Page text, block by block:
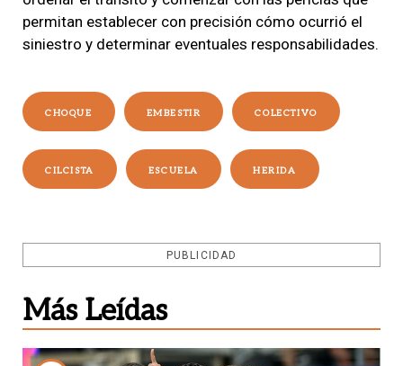
permitan establecer con precisión cómo ocurrió el
siniestro y determinar eventuales responsabilidades.
CHOQUE EMBESTIR COLECTIVO
CILCISTA ESCUELA HERIDA
PUBLICIDAD
Más Leídas